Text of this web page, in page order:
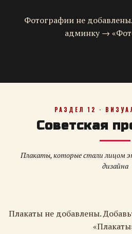
Фотографии не
админку →
РАЗДЕЛ 12 ·
Советская
Плакаты, которые стали лицом
дизайна
Плакаты не добавлены.